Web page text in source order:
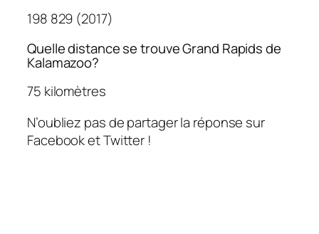
198 829 (2017)
Quelle distance se trouve Grand Rapids de
Kalamazoo?
75 kilomètres
N’oubliez pas de partager la réponse sur
Facebook et Twitter !